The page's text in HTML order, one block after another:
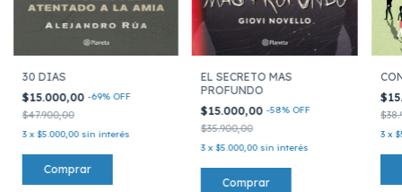
30 DIAS
$15.000,00-69% OFF
$47.900,00
3 x$5.000,00 sin interés
EL SECRETO MAS
PROFUNDO
$15.000,00-58%OFF
$35.900,00
3 x$5.000,00 sin interés
3 x